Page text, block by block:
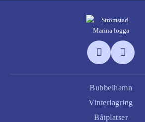
Bubbelhamn
Vinterlagring
Båtplatser